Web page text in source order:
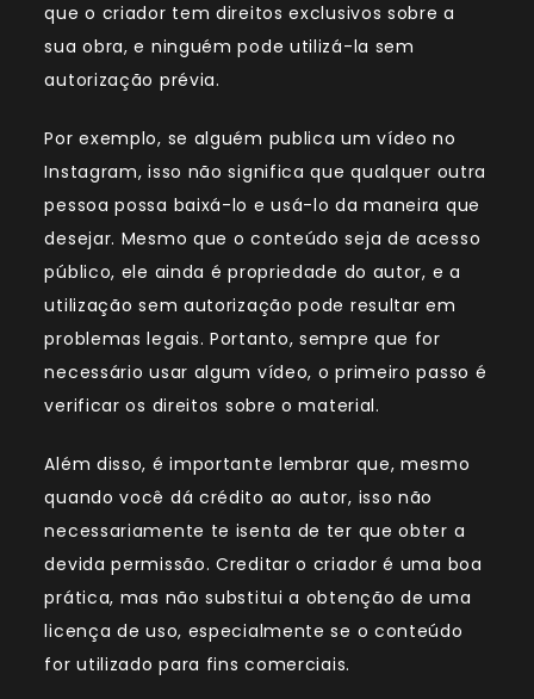
que o criador tem direitos exclusivos sobre a
sua obra, e ninguém pode utilizá-la sem
autorização prévia.
Por exemplo, se alguém publica um vídeo no
Instagram, isso não significa que qualquer outra
pessoa possa baixá-lo e usá-lo da maneira que
desejar. Mesmo que o conteúdo seja de acesso
público, ele ainda é propriedade do autor, e a
utilização sem autorização pode resultar em
problemas legais. Portanto, sempre que for
necessário usar algum vídeo, o primeiro passo é
verificar os direitos sobre o material.
Além disso, é importante lembrar que, mesmo
quando você dá crédito ao autor, isso não
necessariamente te isenta de ter que obter a
devida permissão. Creditar o criador é uma boa
prática, mas não substitui a obtenção de uma
licença de uso, especialmente se o conteúdo
for utilizado para fins comerciais.